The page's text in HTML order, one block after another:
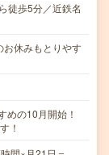
徒歩5分／近鉄名
休みもとりやす
の10月開始！
！